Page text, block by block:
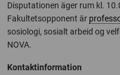
Disputationen äger rum kl.
Fakultetsopponent är
sosiologi, sosialt arbeid og
NOVA.
Kontaktinformation